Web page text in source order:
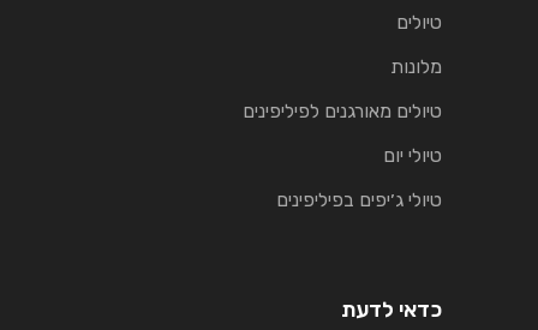
טיולים
מלונות
טיולים מאורגנים לפיליפינים
טיולי יום
טיולי ג׳יפים בפיליפינים
כדאי לדעת